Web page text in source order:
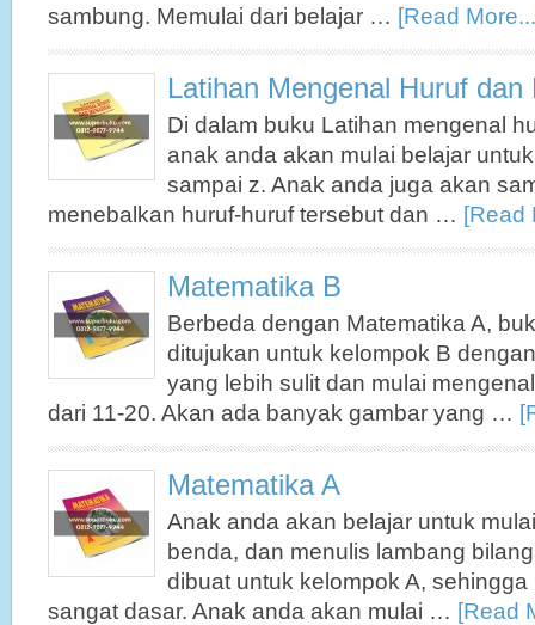
sambung. Memulai dari belajar … [Read
Latihan Mengenal Huruf dan
Di dalam buku Latihan mengenal
anak anda akan mulai belajar
sampai z. Anak anda juga akan
menebalkan huruf-huruf tersebut dan … [Read
Matematika B
Berbeda dengan Matematika A,
ditujukan untuk kelompok B
yang lebih sulit dan mulai
dari 11-20. Akan ada banyak gambar yang …
Matematika A
Anak anda akan belajar untuk
benda, dan menulis lambang
dibuat untuk kelompok A,
sangat dasar. Anak anda akan mulai … [Read